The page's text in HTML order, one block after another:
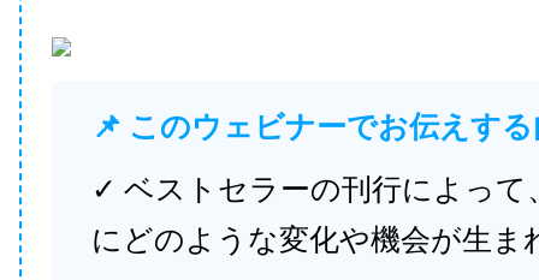
📌 このウェビナーでお伝えす
✓ ベストセラーの刊行によって
にどのような変化や機会が生ま